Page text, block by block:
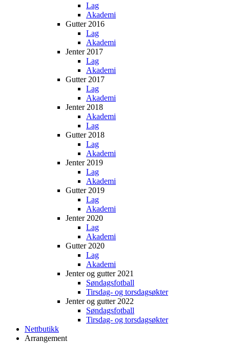
Lag
Akademi
Gutter 2016
Lag
Akademi
Jenter 2017
Lag
Akademi
Gutter 2017
Lag
Akademi
Jenter 2018
Akademi
Lag
Gutter 2018
Lag
Akademi
Jenter 2019
Lag
Akademi
Gutter 2019
Lag
Akademi
Jenter 2020
Lag
Akademi
Gutter 2020
Lag
Akademi
Jenter og gutter 2021
Søndagsfotball
Tirsdag- og torsdagsøkter
Jenter og gutter 2022
Søndagsfotball
Tirsdag- og torsdagsøkter
Nettbutikk
Arrangement